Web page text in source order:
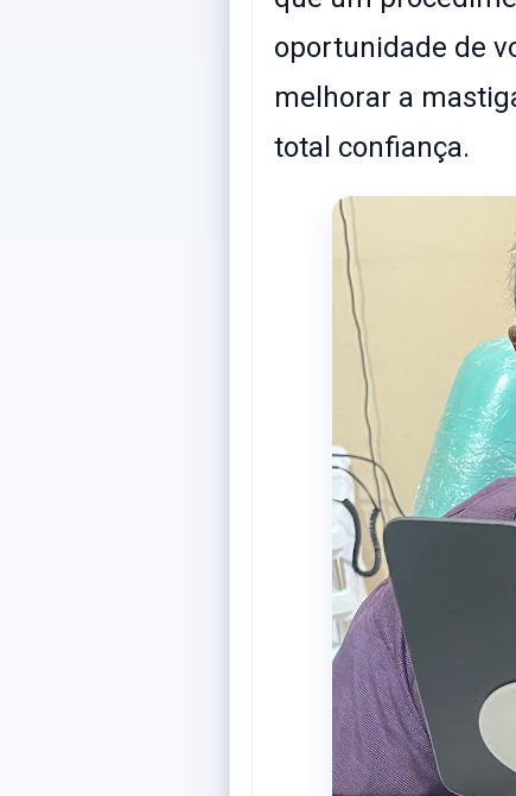
oportunidade de
melhorar a
total confiança.